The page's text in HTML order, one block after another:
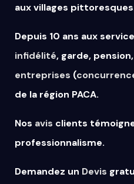
aux villages
Depuis 10 ans aux
infidélité, garde, pension,
entreprises (
de la région PACA.
Nos avis clients
professionnalisme.
Demandez un Devis